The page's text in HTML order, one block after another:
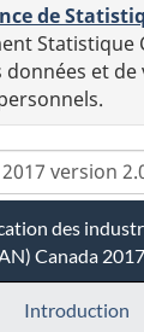
de
Statistique
et de
des
Canada
Introduction